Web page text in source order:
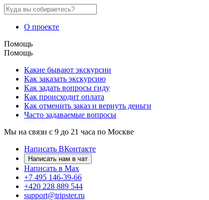
О проекте
Помощь
Помощь
Какие бывают экскурсии
Как заказать экскурсию
Как задать вопросы гиду
Как происходит оплата
Как отменить заказ и вернуть деньги
Часто задаваемые вопросы
Мы на связи с 9 до 21 часа по Москве
Написать ВКонтакте
Написать нам в чат
Написать в Max
+7 495 146-39-66
+420 228 889 544
support@tripster.ru